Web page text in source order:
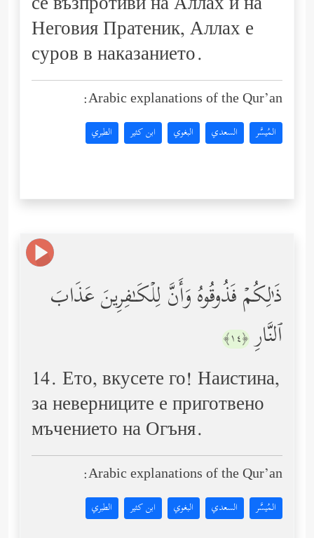
Неговия Пратеник, Аллах е
суров в наказанието.
Arabic explanations of the Qur’an:
المُيسَّر السعدي البغوي ابن كثير الطبري
ذَ ٰ⁠لِكُمۡ فَذُوقُوهُ وَأَنَّ لِلۡكَـٰفِرِینَ عَذَابَ
ٱلنَّارِ ﴿١٤﴾
14. Ето, вкусете го! Наистина,
за неверниците е приготвено
мъчението на Огъня.
Arabic explanations of the Qur’an:
المُيسَّر السعدي البغوي ابن كثير الطبري